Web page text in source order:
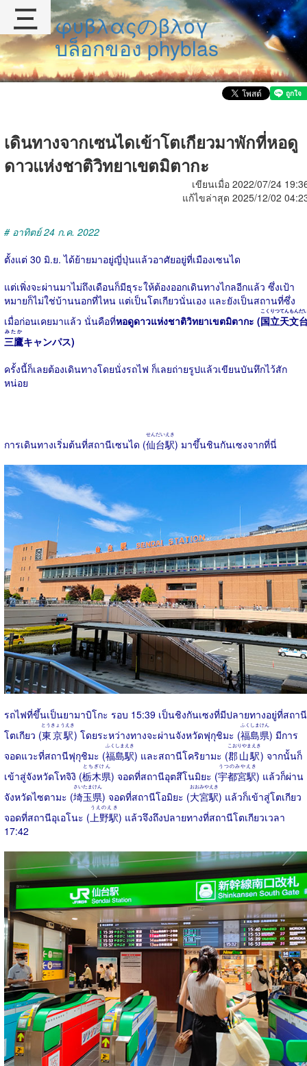
φυβλαςのβλογ
บล็อกของ phyblas
เดินทางจากเซนไดเข้าโตเกียวมาพักที่หอดู
ดาวแห่งชาติวิทยาเขตมิตากะ
เขียนเมื่อ 2022/07/24
แก้ไขล่าสุด 2025/12/02
# อาทิตย์ 24 ก.ค. 2022
ตั้งแต่ 30 มิ.ย. ได้ย้ายมาอยู่ญี่ปุ่นแล้วอาศัยอยู่ที่เมืองเซนได
แต่เพิ่งจะผ่านมาไม่ถึงเดือนก็มีธุระให้ต้องออกเดินทางไกลอีกแล้ว ซึ่งเป้า
หมายก็ไม่ใช่บ้านนอกที่ไหน แต่เป็นโตเกียวนั่นเอง และยังเป็นสถานที่ซึ่ง
เมื่อก่อนเคยมาแล้ว นั่นคือที่หอดูดาวแห่งชาติวิทยาเขตมิตากะ (国立天文
こくりつてんもんだ
三鷹
みたか
キャンパス)
ครั้งนี้ก็เลยต้องเดินทางโดยนั่งรถไฟ ก็เลยถ่ายรูปแล้วเขียนบันทึกไว้สัก
หน่อย
การเดินทางเริ่มต้นที่สถานีเซนได (仙台駅
せんだいえき
) มาขึ้นชินกันเซงจากที่นี่
รถไฟที่ขึ้นเป็นยามาบิโกะ รอบ 15:39 เป็นชิงกันเซงที่มีปลายทางอยู่ที่สถานี
โตเกียว (東京駅
とうきょうえき
) โดยระหว่างทางจะผ่านจังหวัดฟุกุชิมะ (福島県
ふくしまけん
) มีการ
จอดแวะที่สถานีฟุกุชิมะ (福島駅
ふくしまえき
) และสถานีโคริยามะ (郡山駅
こおりやまえき
) จากนั้นก็
เข้าสู่จังหวัดโทจิงิ (栃木県
とちぎけん
) จอดที่สถานีอุตสึโนมิยะ (宇都宮駅
うつのみやえき
) แล้วก็ผ่าน
จังหวัดไซตามะ (埼玉県
さいたまけん
) จอดที่สถานีโอมิยะ (大宮駅
おおみやえき
) แล้วก็เข้าสู่โตเกียว
จอดที่สถานีอุเอโนะ ( 上野駅
うえのえき
) แล้วจึงถึงปลายทางที่สถานีโตเกียวเวลา
17:42
三